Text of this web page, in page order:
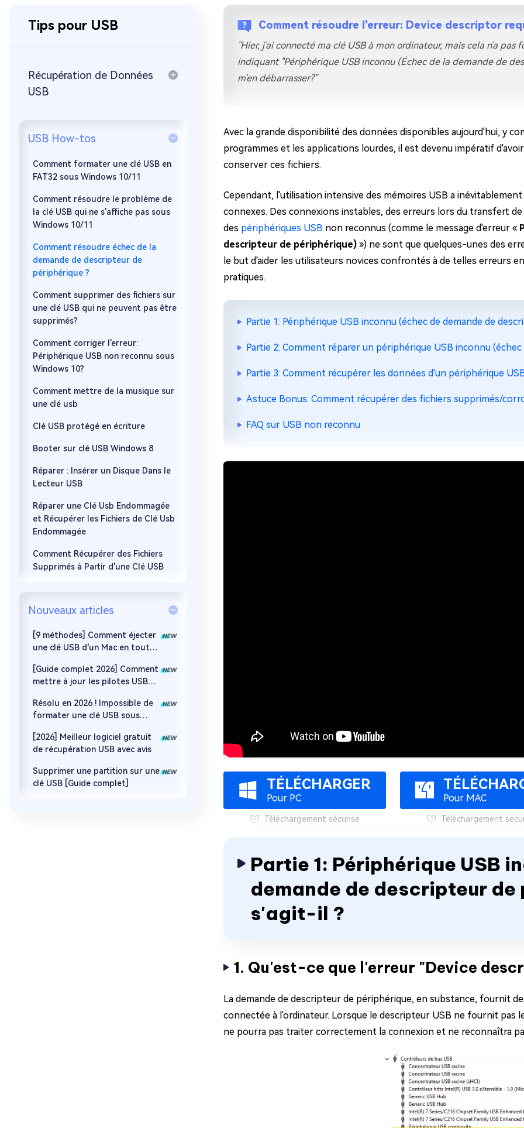
4DDiG Email Repair
en quelques minutes
Mac Boot Genius
gratuitement
Tips pour USB
Récupération de Données
USB
USB How-tos
Comment formater une clé USB en
FAT32 sous Windows 10/11
Comment résoudre le problème de
la clé USB qui ne s'affiche pas sous
Windows 10/11
Comment résoudre échec de la
demande de descripteur de
périphérique ?
Comment supprimer des fichiers sur
une clé USB qui ne peuvent pas être
supprimés?
Comment corriger l'erreur:
Périphérique USB non reconnu sous
Windows 10?
Comment mettre de la musique sur
une clé usb
Clé USB protégé en écriture
Booter sur clé USB Windows 8
Réparer : Insérer un Disque Dans le
Lecteur USB
Réparer une Clé Usb Endommagée
et Récupérer les Fichiers de Clé Usb
Endommagée
Comment Récupérer des Fichiers
Supprimés à Partir d'une Clé USB
Nouveaux articles
[9 méthodes] Comment éjecter
une clé USB d'un Mac en toute
[Guide complet 2026] Comment
mettre à jour les pilotes USB
Résolu en 2026 ! Impossible de
formater une clé USB sous
[2026] Meilleur logiciel gratuit
de récupération USB avec avis
Supprimer une partition sur une
clé USB [Guide complet]
Comment résoudre l'erreur: Device descriptor
"Hier, j'ai connecté ma clé USB à mon ordinateur, mais cela n'a
indiquant "Périphérique USB inconnu (Échec de la demande de
m'en débarrasser?"
Avec la grande disponibilité des données disponibles aujourd'hui, y
programmes et les applications lourdes, il est devenu impératif
conserver ces fichiers.
Cependant, l'utilisation intensive des mémoires USB a
connexes. Des connexions instables, des erreurs lors du transfert
des périphériques USB non reconnus (comme le message d'erreur «
descripteur de périphérique) ») ne sont que quelques-unes des
le but d'aider les utilisateurs novices confrontés à de telles erreurs
pratiques.
Partie 1: Périphérique USB inconnu (échec de demande de
Partie 2: Comment réparer un périphérique USB inconnu
Partie 3: Comment récupérer les données d'un périphérique
Astuce Bonus: Comment récupérer des fichiers supprimés/
FAQ sur USB non reconnu
TÉLÉCHARGER
Pour PC
Téléchargement sécurisé
Pour MAC
Téléchargement
Partie 1: Périphérique USB
demande de descripteur
s'agit-il ?
1. Qu'est-ce que l'erreur "Device
La demande de descripteur de périphérique, en substance, fournit
connectée à l'ordinateur. Lorsque le descripteur USB ne fournit pas
ne pourra pas traiter correctement la connexion et ne reconnaîtra